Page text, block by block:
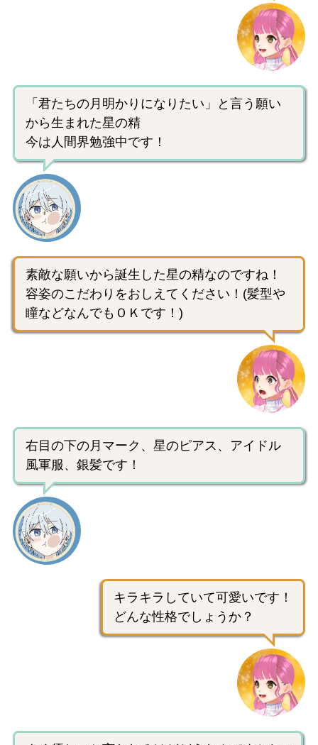
「君たちの月明かりになりたい」と言う願い
から生まれた星の精
今は人間界勉強中です！
素敵な願いから誕生した星の精なのですね！
容姿のこだわりをおしえてください！(髪型や
瞳などなんでもＯＫです！)
右目の下の月マーク、星のピアス、アイドル
風軍服、銀髪です！
キラキラしていて可愛いです！
どんな性格でしょうか？